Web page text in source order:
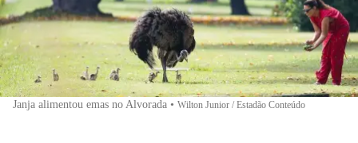
Janja alimentou emas no Alvorada • Wilton Junior / Estadão Conteúdo